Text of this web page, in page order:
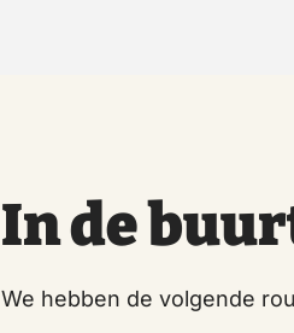
In de
We hebben de volgende